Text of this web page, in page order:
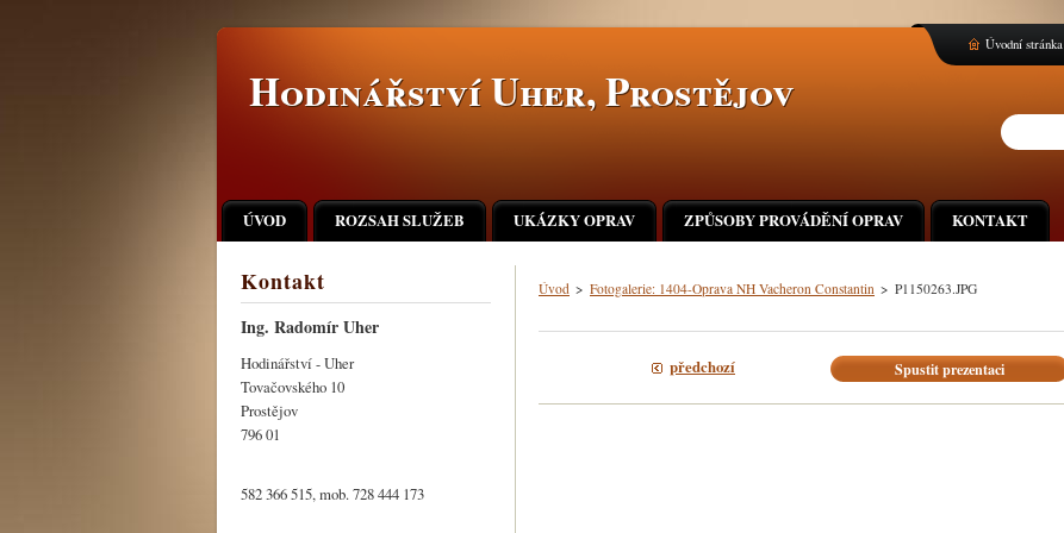
Hodinářství Uher, Prostějov
Úvod > Fotogalerie: 1404-Oprava NH Vacheron Constantin > P1150263.JPG
předchozí Spustit prezentaci
Kontakt
Ing. Radomír Uher
Hodinářství - Uher
Tovačovského 10
Prostějov
796 01
582 366 515, mob. 728 444 173
ÚVOD ROZSAH SLUŽEB UKÁZKY OPRAV ZPŮSOBY PROVÁDĚNÍ OPRAV KONTAKT
Úvodní stránka